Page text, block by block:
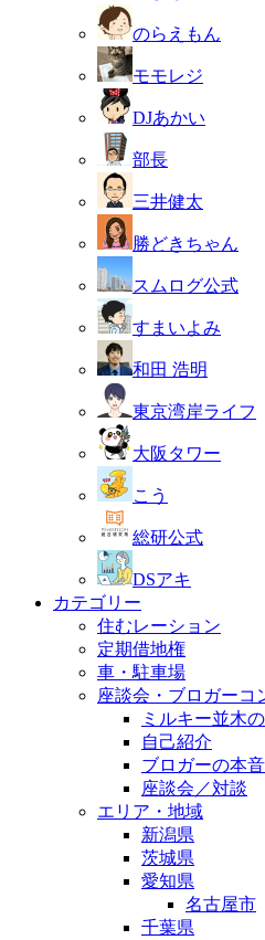
のらえもん
モモレジ
DJあかい
部長
三井健太
勝どきちゃん
スムログ公式
すまいよみ
和田 浩明
東京湾岸ライフ
大阪タワー
こう
総研公式
DSアキ
カテゴリー
住むレーション
定期借地権
車・駐車場
座談会・ブロガーコ
ミルキー並木
自己紹介
ブロガーの本音
座談会／対談
エリア・地域
新潟県
茨城県
愛知県
名古屋市
千葉県